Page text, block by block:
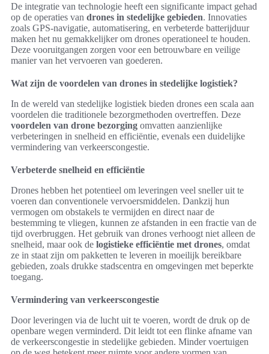
De integratie van technologie heeft een significante impact gehad
op de operaties van drones in stedelijke gebieden. Innovaties
zoals GPS-navigatie, automatisering, en verbeterde batterijduur
maken het nu gemakkelijker om drones operationeel te houden.
Deze vooruitgangen zorgen voor een betrouwbare en veilige
manier van het vervoeren van goederen.
Wat zijn de voordelen van drones in stedelijke logistiek?
In de wereld van stedelijke logistiek bieden drones een scala aan
voordelen die traditionele bezorgmethoden overtreffen. Deze
voordelen van drone bezorging omvatten aanzienlijke
verbeteringen in snelheid en efficiëntie, evenals een duidelijke
vermindering van verkeerscongestie.
Verbeterde snelheid en efficiëntie
Drones hebben het potentieel om leveringen veel sneller uit te
voeren dan conventionele vervoersmiddelen. Dankzij hun
vermogen om obstakels te vermijden en direct naar de
bestemming te vliegen, kunnen ze afstanden in een fractie van de
tijd overbruggen. Het gebruik van drones verhoogt niet alleen de
snelheid, maar ook de logistieke efficiëntie met drones, omdat
ze in staat zijn om pakketten te leveren in moeilijk bereikbare
gebieden, zoals drukke stadscentra en omgevingen met beperkte
toegang.
Vermindering van verkeerscongestie
Door leveringen via de lucht uit te voeren, wordt de druk op de
openbare wegen verminderd. Dit leidt tot een flinke afname van
de verkeerscongestie in stedelijke gebieden. Minder voertuigen